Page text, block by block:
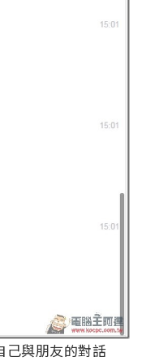
己與朋友的對話